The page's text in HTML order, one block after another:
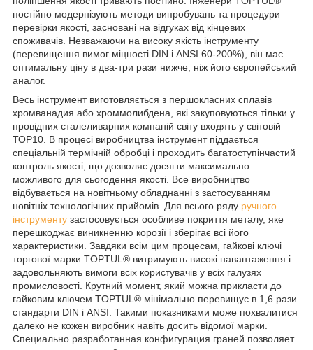
постійно модернізують методи випробувань та процедури
перевірки якості, засновані на відгуках від кінцевих
споживачів. Незважаючи на високу якість інструменту
(перевищення вимог міцності DIN і ANSI 60-200%), він має
оптимальну ціну в два-три рази нижче, ніж його європейський
аналог.
Весь інструмент виготовляється з першокласних сплавів
хромванадия або хроммолибдена, які закуповуються тільки у
провідних сталеливарних компаній світу входять у світовій
ТОР10. В процесі виробництва інструмент піддається
спеціальній термічній обробці і проходить багатоступінчастий
контроль якості, що дозволяє досягти максимально
можливого для сьогодення якості. Все виробництво
відбувається на новітньому обладнанні з застосуванням
новітніх технологічних прийомів. Для всього ряду ручного
інструменту застосовується особливе покриття металу, яке
перешкоджає виникненню корозії і зберігає всі його
характеристики. Завдяки всім цим процесам, гайкові ключі
торгової марки TOPTUL® витримують високі навантаження і
задовольняють вимоги всіх користувачів у всіх галузях
промисловості. Крутний момент, який можна прикласти до
гайковим ключем TOPTUL® мінімально перевищує в 1,6 рази
стандарти DIN і ANSI. Такими показниками може похвалитися
далеко не кожен виробник навіть досить відомої марки.
Специально разработанная конфигурация граней позволяет